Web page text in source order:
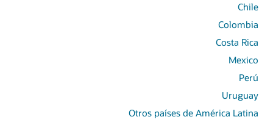
Chile
Colombia
Costa Rica
Mexico
Perú
Uruguay
Otros países de América Latina